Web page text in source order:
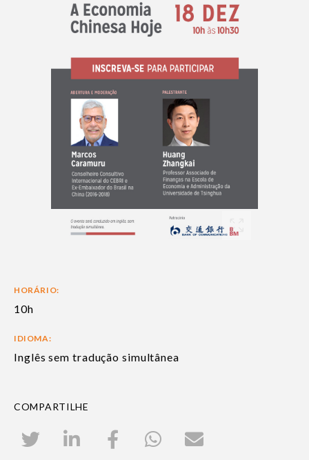
HORÁRIO:
10h
IDIOMA:
Inglês sem tradução simultânea
COMPARTILHE